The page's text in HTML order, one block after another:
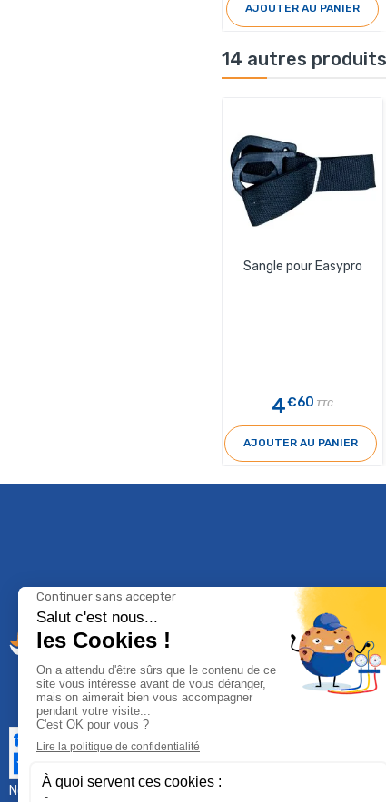
AJOUTER AU PANIER
14 autres
Sangle pour Easypro
4€60 TTC
AJOUTER AU PANIER
Nous contacter :sav@groupeproservice.fr
Mentions
Qui